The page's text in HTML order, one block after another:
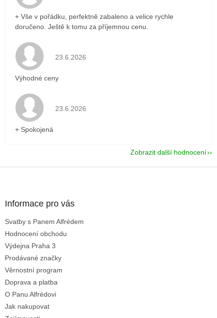
+ Vše v pořádku, perfektně zabaleno a velice rychle
doručeno. Ještě k tomu za příjemnou cenu.
Hodnocení obchodu je 5 z 5 hvězdiček.
23.6.2026
Výhodné ceny
Hodnocení obchodu je 5 z 5 hvězdiček.
23.6.2026
+ Spokojená
Zobrazit další hodnocení
Informace pro vás
Svatby s Panem Alfrédem
Hodnocení obchodu
Výdejna Praha 3
Prodávané značky
Věrnostní program
Doprava a platba
O Panu Alfrédovi
Jak nakupovat